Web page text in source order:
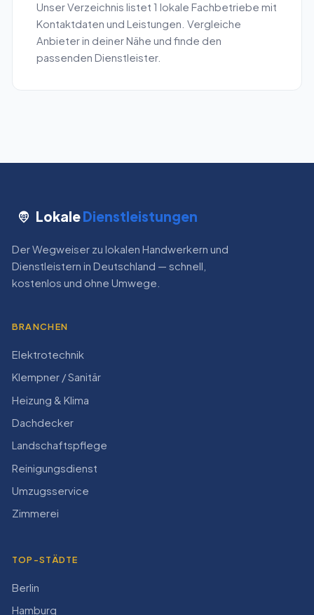
Unser Verzeichnis listet 1 lokale Fachbetriebe mit
Kontaktdaten und Leistungen. Vergleiche
Anbieter in deiner Nähe und finde den
passenden Dienstleister.
LokaleDienstleistungen
Der Wegweiser zu lokalen Handwerkern und
Dienstleistern in Deutschland — schnell,
kostenlos und ohne Umwege.
BRANCHEN
Elektrotechnik
Klempner / Sanitär
Heizung & Klima
Dachdecker
Landschaftspflege
Reinigungsdienst
Umzugsservice
Zimmerei
TOP-STÄDTE
Berlin
Hamburg